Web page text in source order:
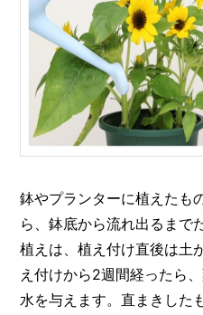
鉢やプランターに植えたも
ら、鉢底から流れ出るまで
植えは、植え付け直後は土
え付けから2週間経ったら
水を与えます。直まきした